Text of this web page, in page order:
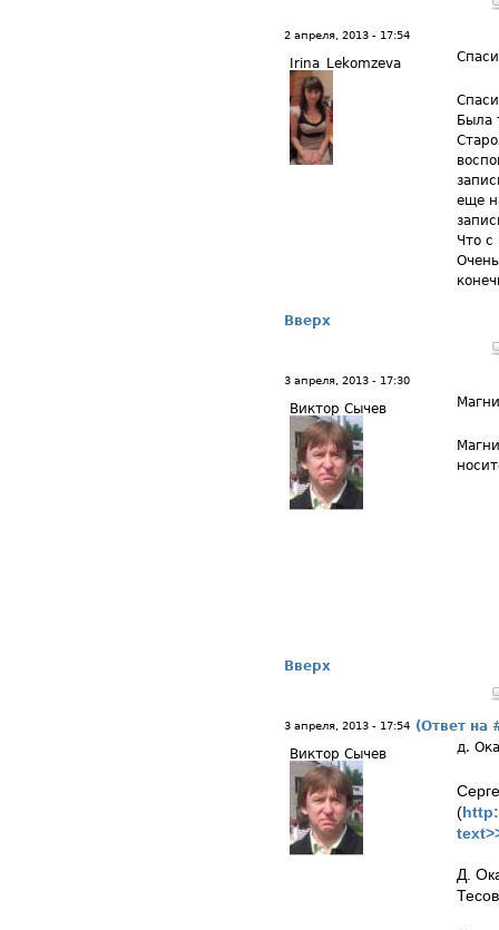
2 апреля, 2013 - 17:54
Irina_Lekomzeva
Была
еще
Что
Вверх
3 апреля, 2013 - 17:30
Виктор Сычев
Вверх
3 апреля, 2013 - 17:54 (Ответ на
Виктор Сычев
д.
(
Д.